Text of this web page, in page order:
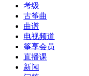
考级
古筝曲
曲谱
电视频道
筝享会员
直播课
新闻